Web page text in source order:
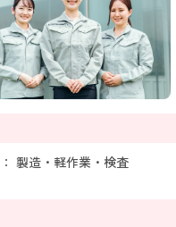
製造・軽作業・検査